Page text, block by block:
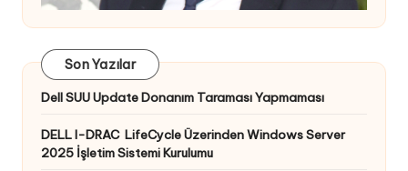
Son Yazılar
Dell SUU Update Donanım Taraması Yapmaması
DELL I-DRAC LifeCycle Üzerinden Windows Server
2025 İşletim Sistemi Kurulumu